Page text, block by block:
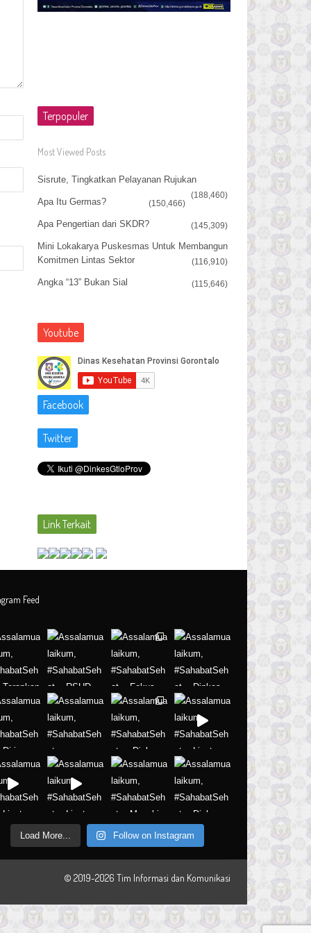
Terpopuler
Most Viewed Posts
Sisrute, Tingkatkan Pelayanan Rujukan
(188,460)
Apa Itu Germas? (150,466)
Apa Pengertian dari SKDR? (145,309)
Mini Lokakarya Puskesmas Untuk Membangun
Komitmen Lintas Sektor
(116,910)
Angka “13” Bukan Sial (115,646)
Youtube
Facebook
Twitter
Link Terkait
Feed
Load More... Follow on Instagram
© 2019-2026 Tim Informasi dan Komunikasi